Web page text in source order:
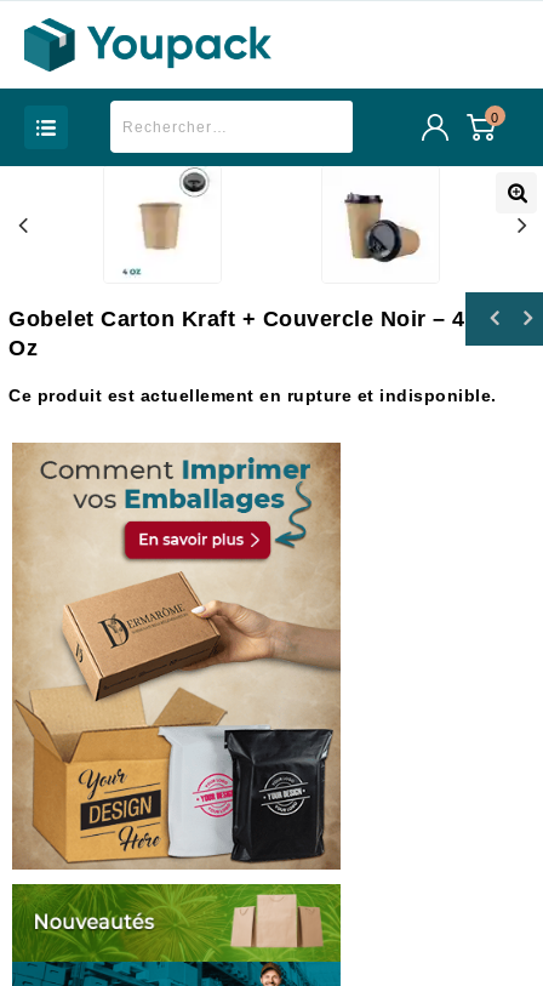
0
Gobelet Carton Kraft + Couvercle Noir – 4
Oz
Ce produit est actuellement en rupture et indisponible.